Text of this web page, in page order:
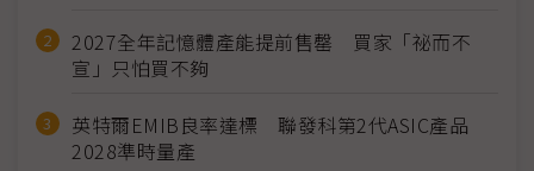
2027全年記憶體產能提前售罄 買家「祕而不
宣」只怕買不夠
英特爾EMIB良率達標 聯發科第2代ASIC產品
2028準時量產